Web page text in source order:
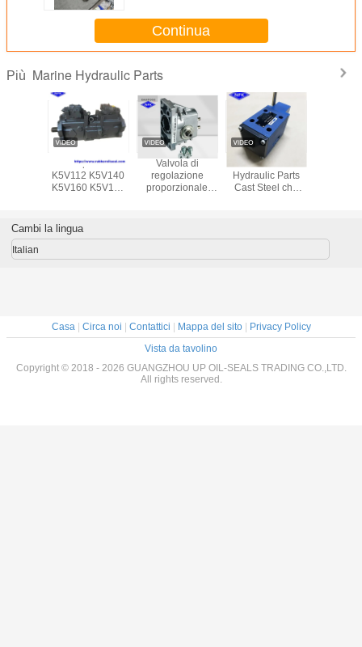
Continua
Più Marine Hydraulic Parts
con un
Pompa K5V
K5V112 K5V140
K5V160 K5V180
Steering Gear
Kawasaki
Valvola di
regolazione
proporzionale
Parts della valvola
35MPA Marine
Hydraulic Parts
Cast Steel che
della nave
Cambi la lingua
Italian
Casa| Circa noi Contattici Mappa del sito|
Privacy Policy
Vista da tavolino
Copyright © 2018 - 2026 GUANGZHOU UP OIL-SEALS TRADING CO.,LTD.
All rights reserved.